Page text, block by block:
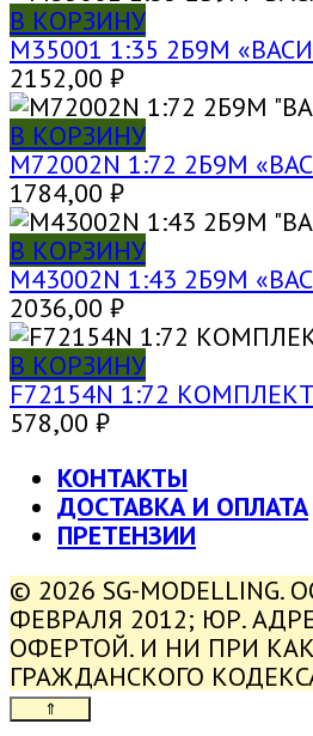
В КОРЗИНУ
M35001 1:35 2Б9М
2152,00 ₽
В КОРЗИНУ
M72002N 1:72 2Б9М
1784,00 ₽
В КОРЗИНУ
M43002N 1:43 2Б9М
2036,00 ₽
В КОРЗИНУ
F72154N 1:72
578,00 ₽
КОНТАКТЫ
ДОСТАВКА И ОПЛАТА
ПРЕТЕНЗИИ
© 2026 SG-
ФЕВРАЛЯ 2012; ЮР.
ОФЕРТОЙ. И НИ ПРИ
ГРАЖДАНСКОГО